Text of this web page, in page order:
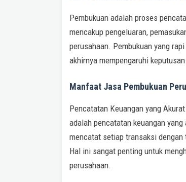
Pembukuan adalah proses
mencakup pengeluaran,
perusahaan. Pembukuan yang
akhirnya mempengaruhi
Manfaat Jasa Pembukuan
Pencatatan Keuangan yang
adalah pencatatan keuangan
mencatat setiap transaksi
Hal ini sangat penting untuk
perusahaan.